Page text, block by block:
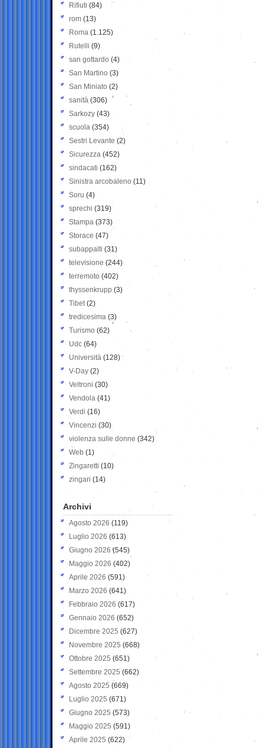
Rifiuti (84)
rom (13)
Roma (1.125)
Rutelli (9)
san gottardo (4)
San Martino (3)
San Miniato (2)
sanità (306)
Sarkozy (43)
scuola (354)
Sestri Levante (2)
Sicurezza (452)
sindacati (162)
Sinistra arcobaleno (11)
Soru (4)
sprechi (319)
Stampa (373)
Storace (47)
subappalti (31)
televisione(244)
terremoto (402)
thyssenkrupp (3)
Tibet(2)
tredicesima (3)
Turismo (62)
Udc (64)
Università (128)
V-Day (2)
Veltroni (30)
Vendola (41)
Verdi (16)
Vincenzi (30)
violenza sulle donne (342)
Web (1)
Zingaretti (10)
zingari (14)
Archivi
Agosto 2026 (119)
Luglio 2026 (613)
Giugno 2026 (545)
Maggio 2026 (402)
Aprile 2026 (591)
Marzo 2026 (641)
Febbraio 2026 (617)
Gennaio 2026 (652)
Dicembre 2025 (627)
Novembre 2025 (668)
Ottobre 2025 (651)
Settembre 2025 (662)
Agosto 2025 (669)
Luglio 2025 (671)
Giugno 2025 (573)
Maggio 2025 (591)
Aprile 2025 (622)